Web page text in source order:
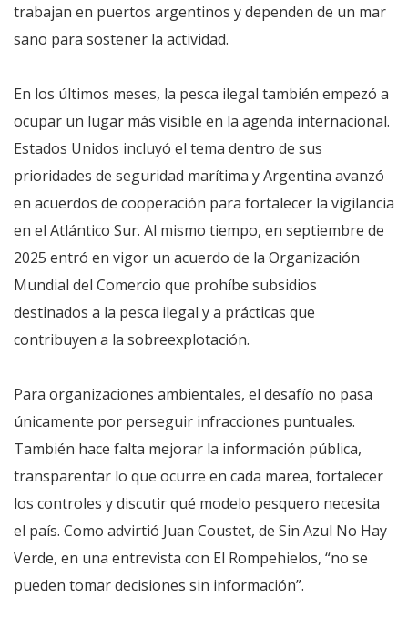
trabajan en puertos argentinos y dependen de un mar
sano para sostener la actividad.
En los últimos meses, la pesca ilegal también empezó a
ocupar un lugar más visible en la agenda internacional.
Estados Unidos incluyó el tema dentro de sus
prioridades de seguridad marítima y Argentina avanzó
en acuerdos de cooperación para fortalecer la vigilancia
en el Atlántico Sur. Al mismo tiempo, en septiembre de
2025 entró en vigor un acuerdo de la Organización
Mundial del Comercio que prohíbe subsidios
destinados a la pesca ilegal y a prácticas que
contribuyen a la sobreexplotación.
Para organizaciones ambientales, el desafío no pasa
únicamente por perseguir infracciones puntuales.
También hace falta mejorar la información pública,
transparentar lo que ocurre en cada marea, fortalecer
los controles y discutir qué modelo pesquero necesita
el país. Como advirtió Juan Coustet, de Sin Azul No Hay
Verde, en una entrevista con El Rompehielos, “no se
pueden tomar decisiones sin información”.